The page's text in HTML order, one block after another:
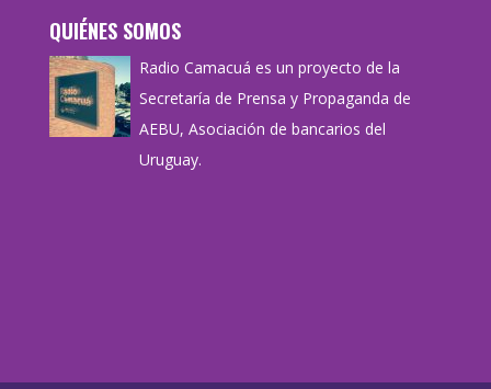
QUIÉNES SOMOS
Radio Camacuá es un proyecto de la
Secretaría de Prensa y Propaganda de
AEBU, Asociación de bancarios del
Uruguay.